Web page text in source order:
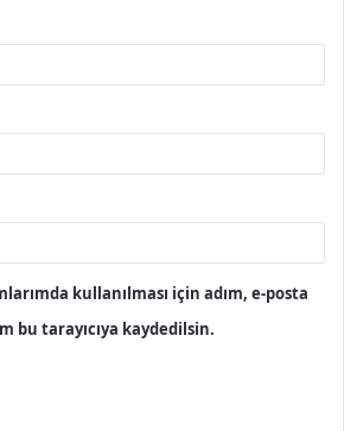
kullanılması için adım, e-posta
bu tarayıcıya kaydedilsin.